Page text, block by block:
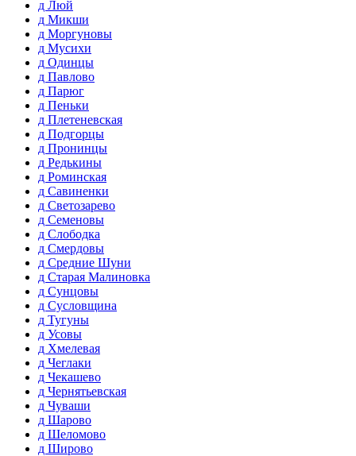
д Люй
д Микши
д Моргуновы
д Мусихи
д Одинцы
д Павлово
д Парюг
д Пеньки
д Плетеневская
д Подгорцы
д Пронинцы
д Редькины
д Роминская
д Савиненки
д Светозарево
д Семеновы
д Слободка
д Смердовы
д Средние Шуни
д Старая Малиновка
д Сунцовы
д Сусловщина
д Тугуны
д Усовы
д Хмелевая
д Чеглаки
д Чекашево
д Чернятьевская
д Чуваши
д Шарово
д Шеломово
д Широво